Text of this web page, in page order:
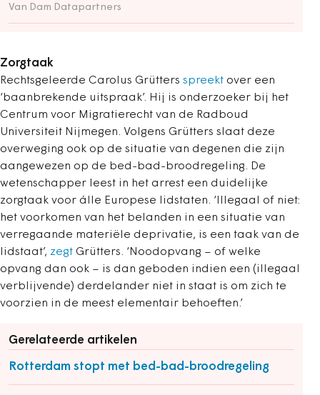
Van Dam Datapartners
Zorgtaak
Rechtsgeleerde Carolus Grütters spreekt over een
‘baanbrekende uitspraak’. Hij is onderzoeker bij het
Centrum voor Migratierecht van de Radboud
Universiteit Nijmegen. Volgens Grütters slaat deze
overweging ook op de situatie van degenen die zijn
aangewezen op de bed-bad-broodregeling. De
wetenschapper leest in het arrest een duidelijke
zorgtaak voor álle Europese lidstaten. ‘Illegaal of niet:
het voorkomen van het belanden in een situatie van
verregaande materiële deprivatie, is een taak van de
lidstaat’, zegt Grütters. ‘Noodopvang – of welke
opvang dan ook – is dan geboden indien een (illegaal
verblijvende) derdelander niet in staat is om zich te
voorzien in de meest elementair behoeften.’
Gerelateerde artikelen
Rotterdam stopt met bed-bad-broodregeling